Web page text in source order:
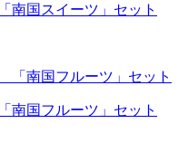
国スイーツ」セット
国フルーツ」セット